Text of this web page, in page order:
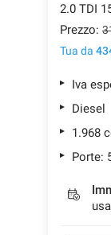
2.0 TDI
Prezzo:
Tua da
Iva
Diesel
1.968
Porte: